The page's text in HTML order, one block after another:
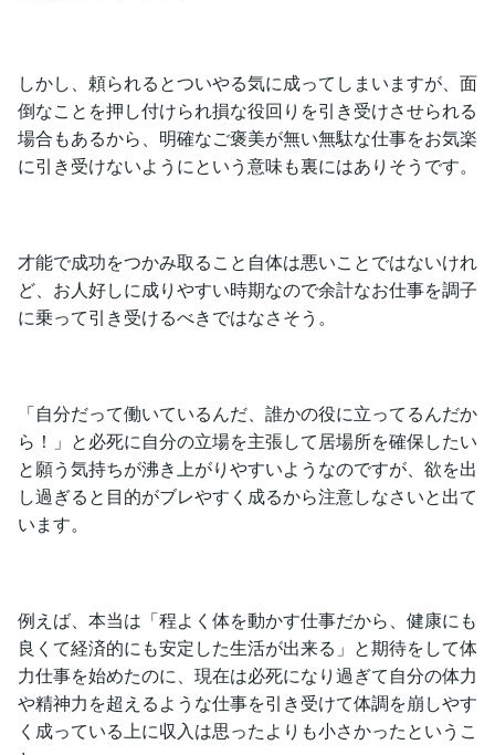
しかし、頼られるとついやる気に成ってしまいますが、面
倒なことを押し付けられ損な役回りを引き受けさせられる
場合もあるから、明確なご褒美が無い無駄な仕事をお気楽
に引き受けないようにという意味も裏にはありそうです。
才能で成功をつかみ取ること自体は悪いことではないけれ
ど、お人好しに成りやすい時期なので余計なお仕事を調子
に乗って引き受けるべきではなさそう。
「自分だって働いているんだ、誰かの役に立ってるんだか
ら！」と必死に自分の立場を主張して居場所を確保したい
と願う気持ちが沸き上がりやすいようなのですが、欲を出
し過ぎると目的がブレやすく成るから注意しなさいと出て
います。
例えば、本当は「程よく体を動かす仕事だから、健康にも
良くて経済的にも安定した生活が出来る」と期待をして体
力仕事を始めたのに、現在は必死になり過ぎて自分の体力
や精神力を超えるような仕事を引き受けて体調を崩しやす
く成っている上に収入は思ったよりも小さかったというこ